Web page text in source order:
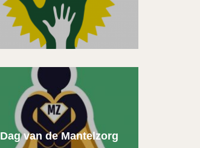
Dag van de Mantelzorg